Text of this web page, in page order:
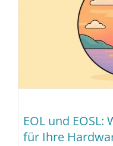
EOL und EOSL:
für Ihre